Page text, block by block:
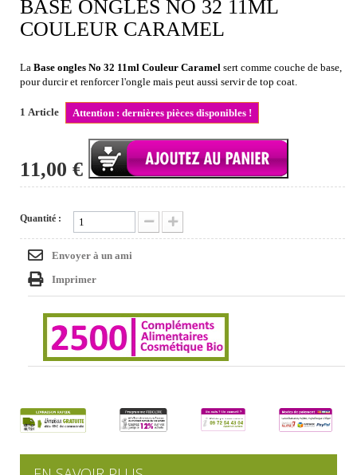
BASE ONGLES NO 32 11ML
COULEUR CARAMEL
La Base ongles No 32 11ml Couleur Caramel sert comme couche de base,
pour durcir et renforcer l'ongle mais peut aussi servir de top coat.
1 Article Attention : dernières pièces disponibles !
11,00 €
Quantité :
Envoyer à un ami
Imprimer